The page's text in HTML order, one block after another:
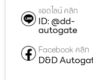
แอดไลน์ คลิก
ID: @dd-
autogate
Facebook คลิก
D&D